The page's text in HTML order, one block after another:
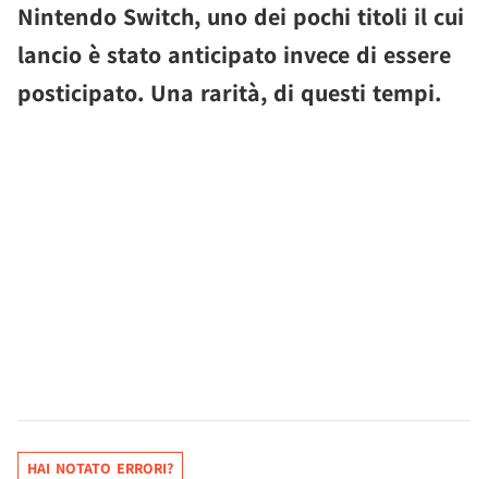
Nintendo Switch, uno dei pochi titoli il cui
lancio è stato anticipato invece di essere
posticipato. Una rarità, di questi tempi.
HAI NOTATO ERRORI?